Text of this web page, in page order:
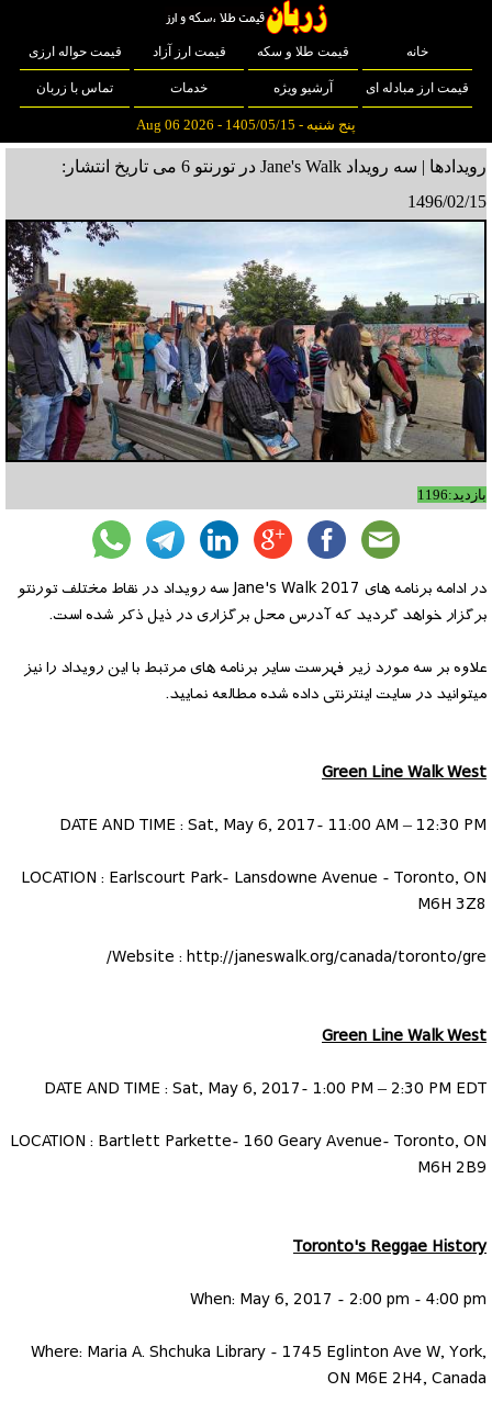
خانه قیمت طلا و سکه قیمت ارز آزاد قیمت حواله ارزی
قیمت ارز مبادله ای آرشیو ویژه خدمات تماس با زربان
پنج شنبه - 1405/05/15 - Aug 06 2026
رویدادها | سه رویداد Jane's Walk در تورنتو 6 می
تاریخ انتشار:
1496/02/15
بازدید:1196
در ادامه برنامه های Jane's Walk 2017 سه رویداد در نقاط مختلف تورنتو
برگزار خواهد گردید که آدرس محل برگزاری در ذیل ذکر شده است.
علاوه بر سه مورد زیر فهرست سایر برنامه های مرتبط با این رویداد را نیز
میتوانید در سایت اینترنتی داده شده مطالعه نمایید.
Green Line Walk West
DATE AND TIME : Sat, May 6, 2017- 11:00 AM – 12:30 PM
LOCATION : Earlscourt Park- Lansdowne Avenue - Toronto, ON
M6H 3Z8
Website : http://janeswalk.org/canada/toronto/gre/
Green Line Walk West
DATE AND TIME : Sat, May 6, 2017- 1:00 PM – 2:30 PM EDT
LOCATION : Bartlett Parkette- 160 Geary Avenue- Toronto, ON
M6H 2B9
Toronto's Reggae History
When: May 6, 2017 - 2:00 pm - 4:00 pm
Where: Maria A. Shchuka Library - 1745 Eglinton Ave W, York,
ON M6E 2H4, Canada